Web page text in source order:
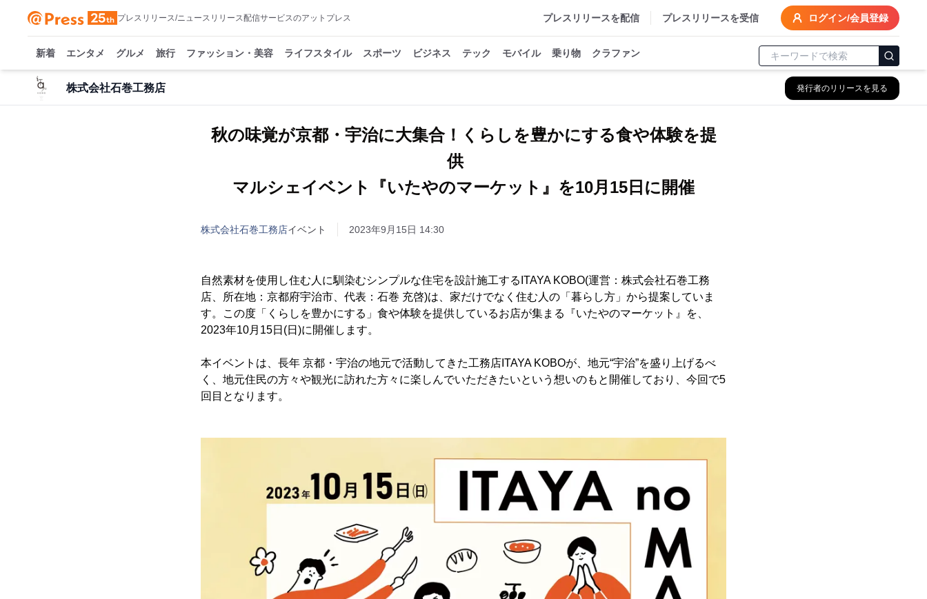
プレスリリース/ニュースリリース配信サービスのアットプレス プレスリリースを配信 プレスリリースを受信 ログイン/会員登録
新着 エンタメ グルメ 旅行 ファッション・美容 ライフスタイル スポーツ ビジネス テック モバイル 乗り物 クラファン
株式会社石巻工務店 発行者のリリースを見る
秋の味覚が京都・宇治に大集合！くらしを豊かにする食や体験を提
供
マルシェイベント『いたやのマーケット』を10月15日に開催
株式会社石巻工務店イベント 2023年9月15日 14:30
自然素材を使用し住む人に馴染むシンプルな住宅を設計施工するITAYA KOBO(運営：株式会社石巻工務
店、所在地：京都府宇治市、代表：石巻 充啓)は、家だけでなく住む人の「暮らし方」から提案していま
す。この度「くらしを豊かにする」食や体験を提供しているお店が集まる『いたやのマーケット』を、
2023年10月15日(日)に開催します。
本イベントは、長年 京都・宇治の地元で活動してきた工務店ITAYA KOBOが、地元“宇治”を盛り上げるべ
く、地元住民の方々や観光に訪れた方々に楽しんでいただきたいという想いのもと開催しており、今回で5
回目となります。